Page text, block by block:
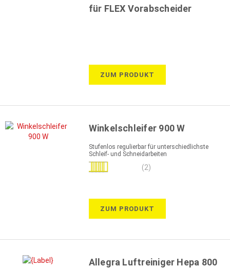
für FLEX Vorabscheider
ZUM PRODUKT
Winkelschleifer 900 W
Stufenlos regulierbar für unterschiedlichste
Schleif- und Schneidarbeiten
Bewertung:
(2)
ZUM PRODUKT
Allegra Luftreiniger Hepa 800